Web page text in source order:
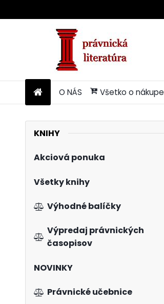
O NÁS Všetko o nákupe
KNIHY
Akciová ponuka
Všetky knihy
Výhodné balíčky
Výpredaj právnických
časopisov
NOVINKY
Právnické učebnice